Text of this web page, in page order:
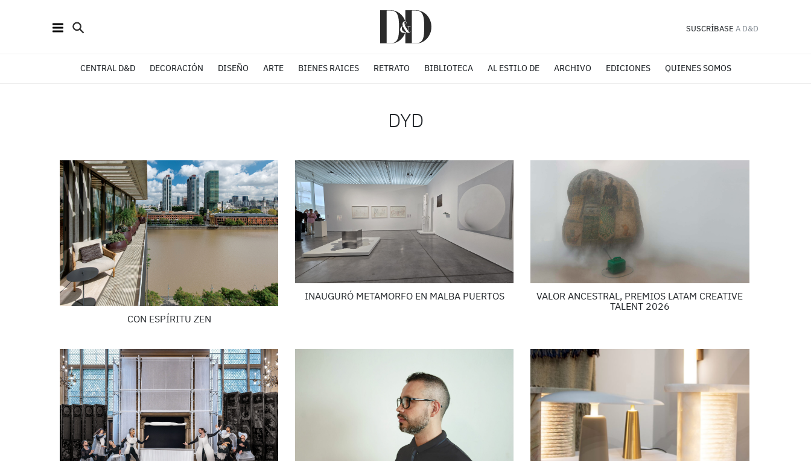
SUSCRÍBASE A D&D
CENTRAL D&D DECORACIÓN DISEÑO ARTE BIENES RAICES RETRATO BIBLIOTECA AL ESTILO DE ARCHIVO EDICIONES QUIENES SOMOS
DYD
CON ESPÍRITU ZEN
INAUGURÓ METAMORFO EN MALBA PUERTOS
VALOR ANCESTRAL, PREMIOS LATAM CREATIVE
TALENT 2026